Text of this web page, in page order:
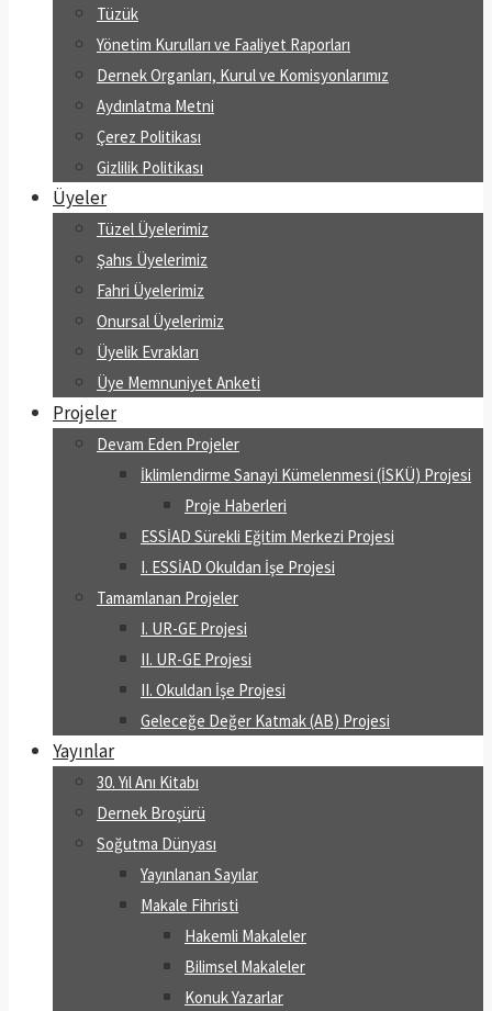
Tüzük
Yönetim Kurulları ve Faaliyet Raporları
Dernek Organları, Kurul ve Komisyonlarımız
Aydınlatma Metni
Çerez Politikası
Gizlilik Politikası
Üyeler
Tüzel Üyelerimiz
Şahıs Üyelerimiz
Fahri Üyelerimiz
Onursal Üyelerimiz
Üyelik Evrakları
Üye Memnuniyet Anketi
Projeler
Devam Eden Projeler
İklimlendirme Sanayi Kümelenmesi (İSKÜ) Projesi
Proje Haberleri
ESSİAD Sürekli Eğitim Merkezi Projesi
I. ESSİAD Okuldan İşe Projesi
Tamamlanan Projeler
I. UR-GE Projesi
II. UR-GE Projesi
II. Okuldan İşe Projesi
Geleceğe Değer Katmak (AB) Projesi
Yayınlar
30. Yıl Anı Kitabı
Dernek Broşürü
Soğutma Dünyası
Yayınlanan Sayılar
Makale Fihristi
Hakemli Makaleler
Bilimsel Makaleler
Konuk Yazarlar